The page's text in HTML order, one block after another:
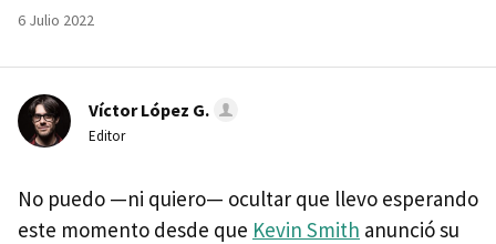
6 Julio 2022
Víctor López G.
Editor
No puedo —ni quiero— ocultar que llevo esperando
este momento desde que Kevin Smith anunció su